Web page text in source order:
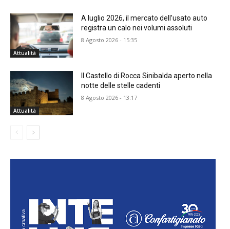
Attualità
A luglio 2026, il mercato dell’usato auto
registra un calo nei volumi assoluti
8 Agosto 2026 - 15:35
Attualità
Il Castello di Rocca Sinibalda aperto nella
notte delle stelle cadenti
8 Agosto 2026 - 13:17